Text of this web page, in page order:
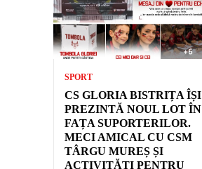
SPORT
CS GLORIA BISTRIȚA ÎȘI
PREZINTĂ NOUL LOT ÎN
FAȚA SUPORTERILOR.
MECI AMICAL CU CSM
TÂRGU MUREȘ ȘI
ACTIVITĂȚI PENTRU